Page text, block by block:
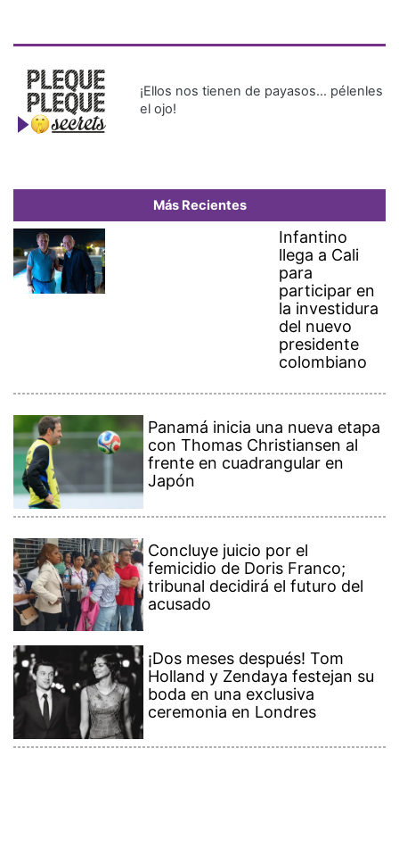
¡Ellos nos tienen de payasos… pélenles
el ojo!
Más Recientes
Infantino
llega a Cali
para
participar en
la investidura
del nuevo
presidente
colombiano
Panamá inicia una nueva etapa
con Thomas Christiansen al
frente en cuadrangular en
Japón
Concluye juicio por el
femicidio de Doris Franco;
tribunal decidirá el futuro del
acusado
¡Dos meses después! Tom
Holland y Zendaya festejan su
boda en una exclusiva
ceremonia en Londres